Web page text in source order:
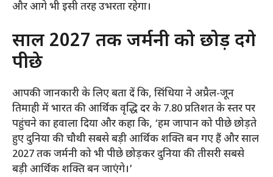
और आगे भी इसी तरह उभरता रहेगा।
साल 2027 तक जर्मनी को छोड़ देंगे
पीछे
आपकी जानकारी के लिए बता दें कि, सिंधिया ने अप्रैल-जून
तिमाही में भारत की आर्थिक वृद्धि दर के 7.80 प्रतिशत के स्तर पर
पहुंचने का हवाला दिया और कहा कि, ‘हम जापान को पीछे छोड़ते
हुए दुनिया की चौथी सबसे बड़ी आर्थिक शक्ति बन गए हैं और साल
2027 तक जर्मनी को भी पीछे छोड़कर दुनिया की तीसरी सबसे
बड़ी आर्थिक शक्ति बन जाएंगे।’